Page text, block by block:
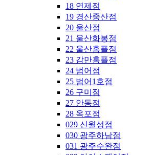
18 연제점
19 경산중산점
20 울산점
21 울산화봉점
22 울산홈플점
23 감만홈플점
24 범어점
25 범어1호점
26 구미점
27 안동점
28 옥포점
029 신월성점
030 광주하남점
031 광주수완점